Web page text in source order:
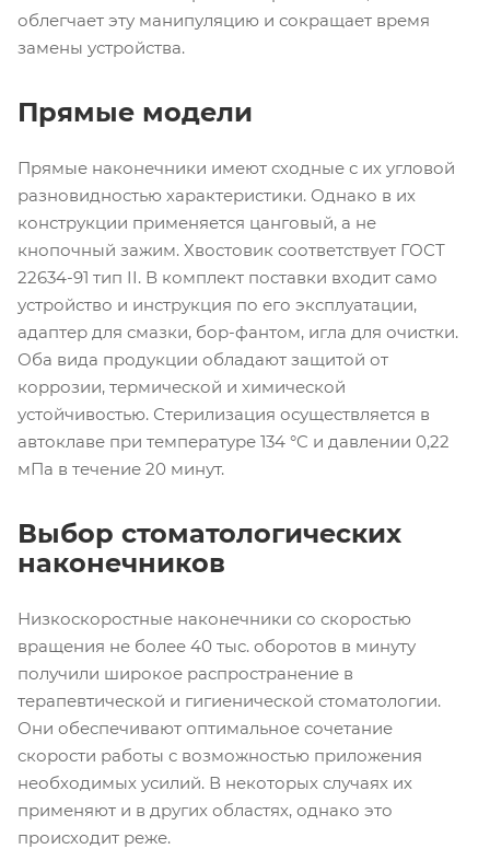
облегчает эту манипуляцию и сокращает время
замены устройства.
Прямые модели
Прямые наконечники имеют сходные с их угловой
разновидностью характеристики. Однако в их
конструкции применяется цанговый, а не
кнопочный зажим. Хвостовик соответствует ГОСТ
22634-91 тип II. В комплект поставки входит само
устройство и инструкция по его эксплуатации,
адаптер для смазки, бор-фантом, игла для очистки.
Оба вида продукции обладают защитой от
коррозии, термической и химической
устойчивостью. Стерилизация осуществляется в
автоклаве при температуре 134 °C и давлении 0,22
мПа в течение 20 минут.
Выбор стоматологических
наконечников
Низкоскоростные наконечники со скоростью
вращения не более 40 тыс. оборотов в минуту
получили широкое распространение в
терапевтической и гигиенической стоматологии.
Они обеспечивают оптимальное сочетание
скорости работы с возможностью приложения
необходимых усилий. В некоторых случаях их
применяют и в других областях, однако это
происходит реже.